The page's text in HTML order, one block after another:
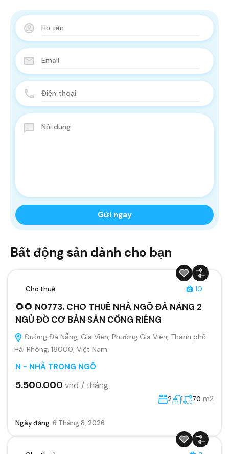
Bất động sản dành cho bạn
Cho thuê 10
🌻🌻 N0773. CHO THUÊ NHÀ NGÕ ĐÀ NẴNG 2
NGỦ ĐỒ CƠ BẢN SÂN CỔNG RIÊNG
Đường Đà Nẵng, Gia Viên, Phường Gia Viên, Thành phố
Hải Phòng, 18000, Việt Nam
N - NHÀ TRONG NGÕ
5.500.000 vnđ / tháng
2 1 70 m2
Ngày đăng: 6 Tháng 8, 2026